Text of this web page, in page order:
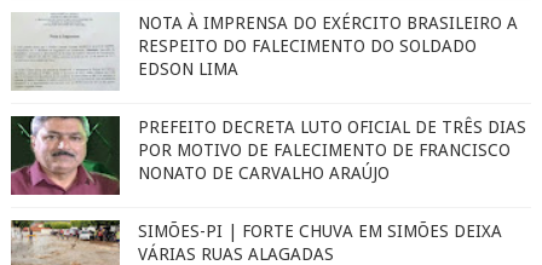
NOTA À IMPRENSA DO EXÉRCITO BRASILEIRO A
RESPEITO DO FALECIMENTO DO SOLDADO
EDSON LIMA
PREFEITO DECRETA LUTO OFICIAL DE TRÊS DIAS
POR MOTIVO DE FALECIMENTO DE FRANCISCO
NONATO DE CARVALHO ARAÚJO
SIMÕES-PI | FORTE CHUVA EM SIMÕES DEIXA
VÁRIAS RUAS ALAGADAS